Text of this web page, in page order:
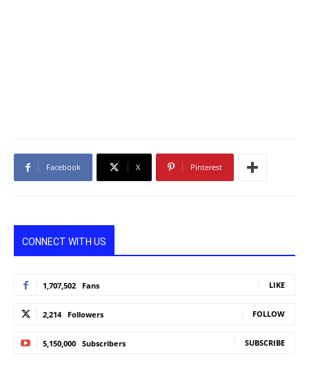
Facebook X Pinterest
CONNECT WITH US
1,707,502 Fans LIKE
2,214 Followers FOLLOW
5,150,000 Subscribers SUBSCRIBE